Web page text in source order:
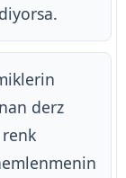
derz
renk